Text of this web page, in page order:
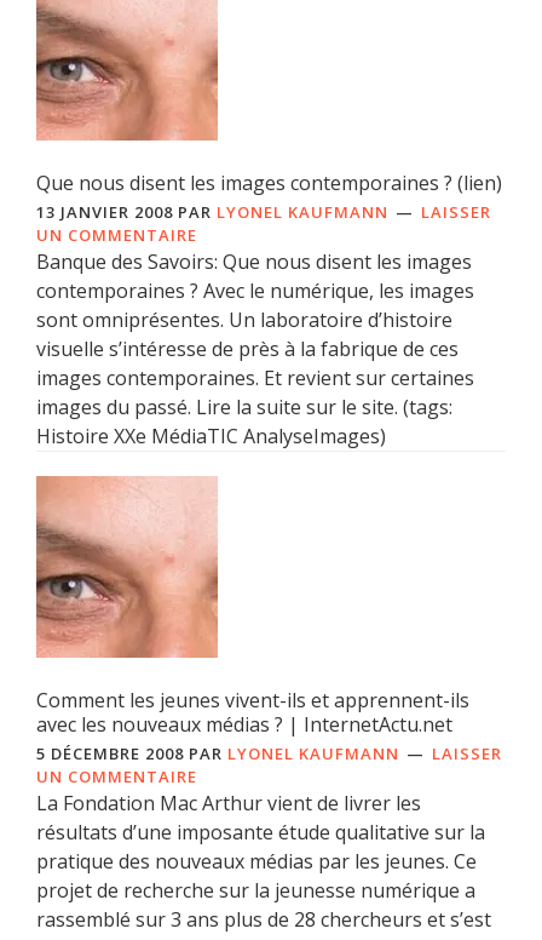
Que nous disent les images contemporaines ? (lien)
13 JANVIER 2008 PAR LYONEL KAUFMANN
LAISSER
UN COMMENTAIRE
Banque des Savoirs: Que nous disent les images
contemporaines ? Avec le numérique, les images
sont omniprésentes. Un laboratoire d’histoire
visuelle s’intéresse de près à la fabrique de ces
images contemporaines. Et revient sur certaines
images du passé. Lire la suite sur le site. (tags:
Histoire XXe MédiaTIC AnalyseImages)
Comment les jeunes vivent-ils et apprennent-ils
avec les nouveaux médias ? | InternetActu.net
5 DÉCEMBRE 2008 PAR LYONEL KAUFMANN
LAISSER
UN COMMENTAIRE
La Fondation Mac Arthur vient de livrer les
résultats d’une imposante étude qualitative sur la
pratique des nouveaux médias par les jeunes. Ce
projet de recherche sur la jeunesse numérique a
rassemblé sur 3 ans plus de 28 chercheurs et s’est